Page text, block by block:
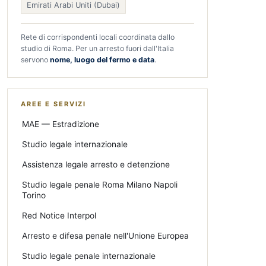
Emirati Arabi Uniti (Dubai)
Rete di corrispondenti locali coordinata dallo
studio di Roma. Per un arresto fuori dall'Italia
servono nome, luogo del fermo e data.
AREE E SERVIZI
MAE — Estradizione
Studio legale internazionale
Assistenza legale arresto e detenzione
Studio legale penale Roma Milano Napoli
Torino
Red Notice Interpol
Arresto e difesa penale nell'Unione Europea
Studio legale penale internazionale